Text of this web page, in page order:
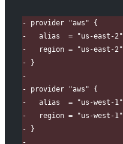
- provider "aws" {
-
   alias  = "us-east-2"
-
   region = "us-east-2"
- }
-
- provider "aws" {
-
   alias  = "us-west-1"
-
   region = "us-west-1"
- }